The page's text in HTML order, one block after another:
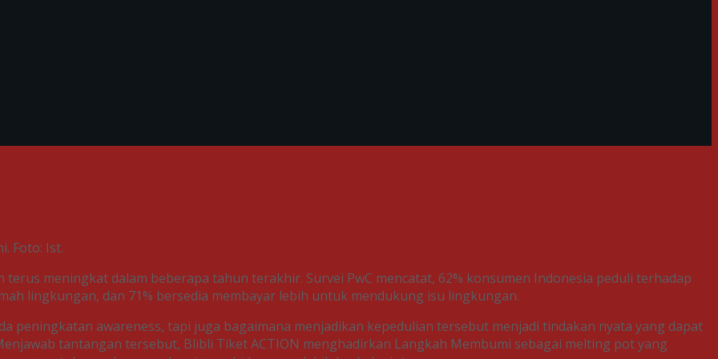
Foto: Ist.
meningkat dalam beberapa tahun terakhir. Survei PwC mencatat, 62% konsumen Indonesia peduli terhadap
lingkungan, dan 71% bersedia membayar lebih untuk mendukung isu lingkungan.
peningkatan awareness, tapi juga bagaimana menjadikan kepedulian tersebut menjadi tindakan nyata yang dapat
tantangan tersebut, Blibli Tiket ACTION menghadirkan Langkah Membumi sebagai melting pot yang